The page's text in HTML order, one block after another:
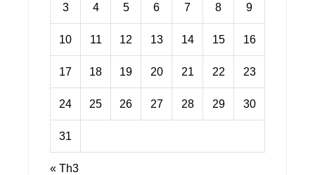
3 4 5 6 7 8 9
10 11 12 13 14 15 16
17 18 19 20 21 22 23
24 25 26 27 28 29 30
31
« Th3